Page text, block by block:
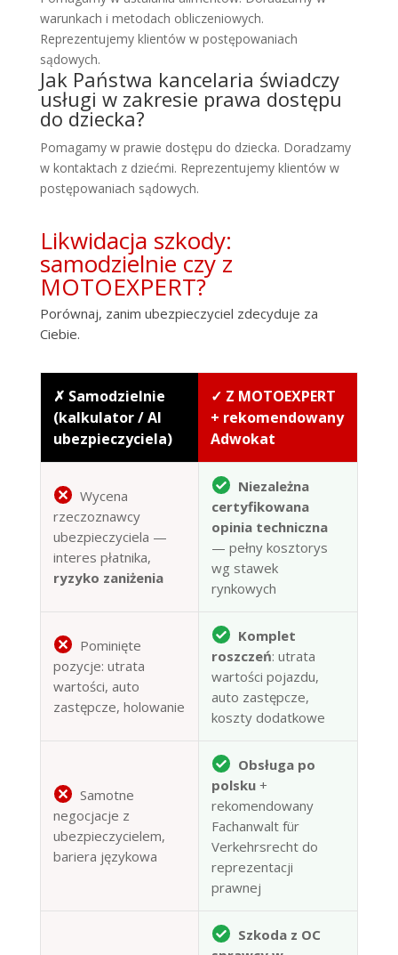
warunkach i metodach obliczeniowych.
Reprezentujemy klientów w postępowaniach
sądowych.
Jak Państwa kancelaria świadczy
usługi w zakresie prawa dostępu
do dziecka?
Pomagamy w prawie dostępu do dziecka. Doradzamy
w kontaktach z dziećmi. Reprezentujemy klientów w
postępowaniach sądowych.
Likwidacja szkody:
samodzielnie czy z
MOTOEXPERT?
Porównaj, zanim ubezpieczyciel zdecyduje za
Ciebie.
✗ Samodzielnie
(kalkulator / AI
ubezpieczyciela)
✓ Z MOTOEXPERT
+ rekomendowany
Adwokat
Wycena
rzeczoznawcy
ubezpieczyciela —
interes płatnika,
ryzyko zaniżenia
Niezależna
certyfikowana
opinia techniczna
— pełny kosztorys
wg stawek
rynkowych
Pominięte
pozycje: utrata
wartości, auto
zastępcze, holowanie
Komplet
roszczeń: utrata
wartości pojazdu,
auto zastępcze,
koszty dodatkowe
Samotne
negocjacje z
ubezpieczycielem,
bariera językowa
Obsługa po
polsku+
rekomendowany
Fachanwalt für
Verkehrsrecht do
reprezentacji
prawnej
Szkoda z OC